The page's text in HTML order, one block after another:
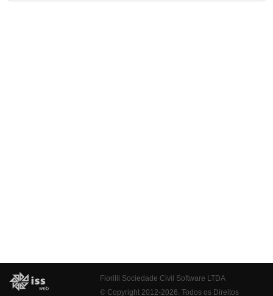
Fiorilli Sociedade Civil Software LTDA
© Copyright 2012-2026. Todos os Direitos